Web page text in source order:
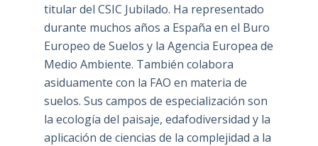
titular del CSIC Jubilado. Ha representado
durante muchos años a España en el Buro
Europeo de Suelos y la Agencia Europea de
Medio Ambiente. También colabora
asiduamente con la FAO en materia de
suelos. Sus campos de especialización son
la ecología del paisaje, edafodiversidad y la
aplicación de ciencias de la complejidad a la